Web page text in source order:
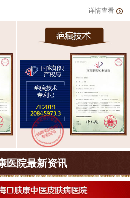
详情查看
医院最新资讯